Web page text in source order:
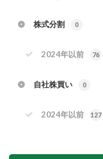
株式分割 0
2024年以前 76
自社株買い 0
2024年以前 127